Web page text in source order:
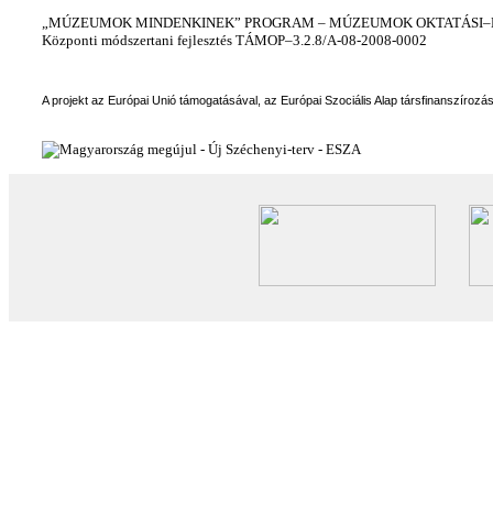
„MÚZEUMOK MINDENKINEK” PROGRAM – MÚZEUMOK
Központi módszertani fejlesztés TÁMOP–3.2.8/A-08-2008-0002
A projekt az Európai Unió támogatásával, az Európai Szociális Alap